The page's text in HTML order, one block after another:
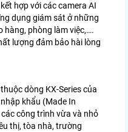
kết hợp với các camera AI
dụng giám sát ở những
hàng, phòng làm việc,….
lượng đảm bảo hài lòng
thuộc dòng KX-Series của
khẩu (Made In
công trình vừa và nhỏ
thị, tòa nhà, trường